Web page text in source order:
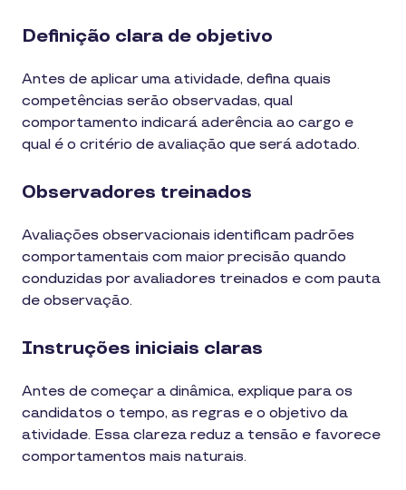
Definição clara de objetivo
Antes de aplicar uma atividade, defina quais
competências serão observadas, qual
comportamento indicará aderência ao cargo e
qual é o critério de avaliação que será adotado.
Observadores treinados
Avaliações observacionais identificam padrões
comportamentais com maior precisão quando
conduzidas por avaliadores treinados e com pauta
de observação.
Instruções iniciais claras
Antes de começar a dinâmica, explique para os
candidatos o tempo, as regras e o objetivo da
atividade. Essa clareza reduz a tensão e favorece
comportamentos mais naturais.